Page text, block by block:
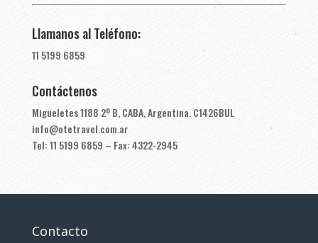
Llamanos al Teléfono:
11 5199 6859
Contáctenos
Migueletes 1188 2º B, CABA, Argentina. C1426BUL
info@otetravel.com.ar
Tel: 11 5199 6859 – Fax: 4322-2945
Contacto